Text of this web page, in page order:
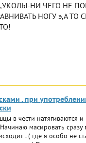
НИ ЧЕГО НЕ
НОГУ э,А
. при
в чести натягиваются и
масировать
. ( где я особо не